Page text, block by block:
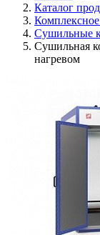
Каталог
Сушильные
Сушильная
нагревом